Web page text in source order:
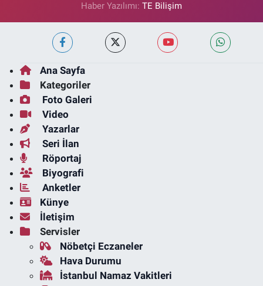
Haber Yazılımı: TE Bilişim
Ana Sayfa
Kategoriler
Foto Galeri
Video
Yazarlar
Seri İlan
Röportaj
Biyografi
Anketler
Künye
İletişim
Servisler
Nöbetçi Eczaneler
Hava Durumu
İstanbul Namaz Vakitleri